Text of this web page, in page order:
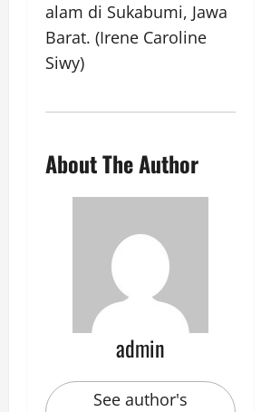
alam di Sukabumi, Jawa
Barat. (Irene Caroline
Siwy)
About The Author
admin
See author's